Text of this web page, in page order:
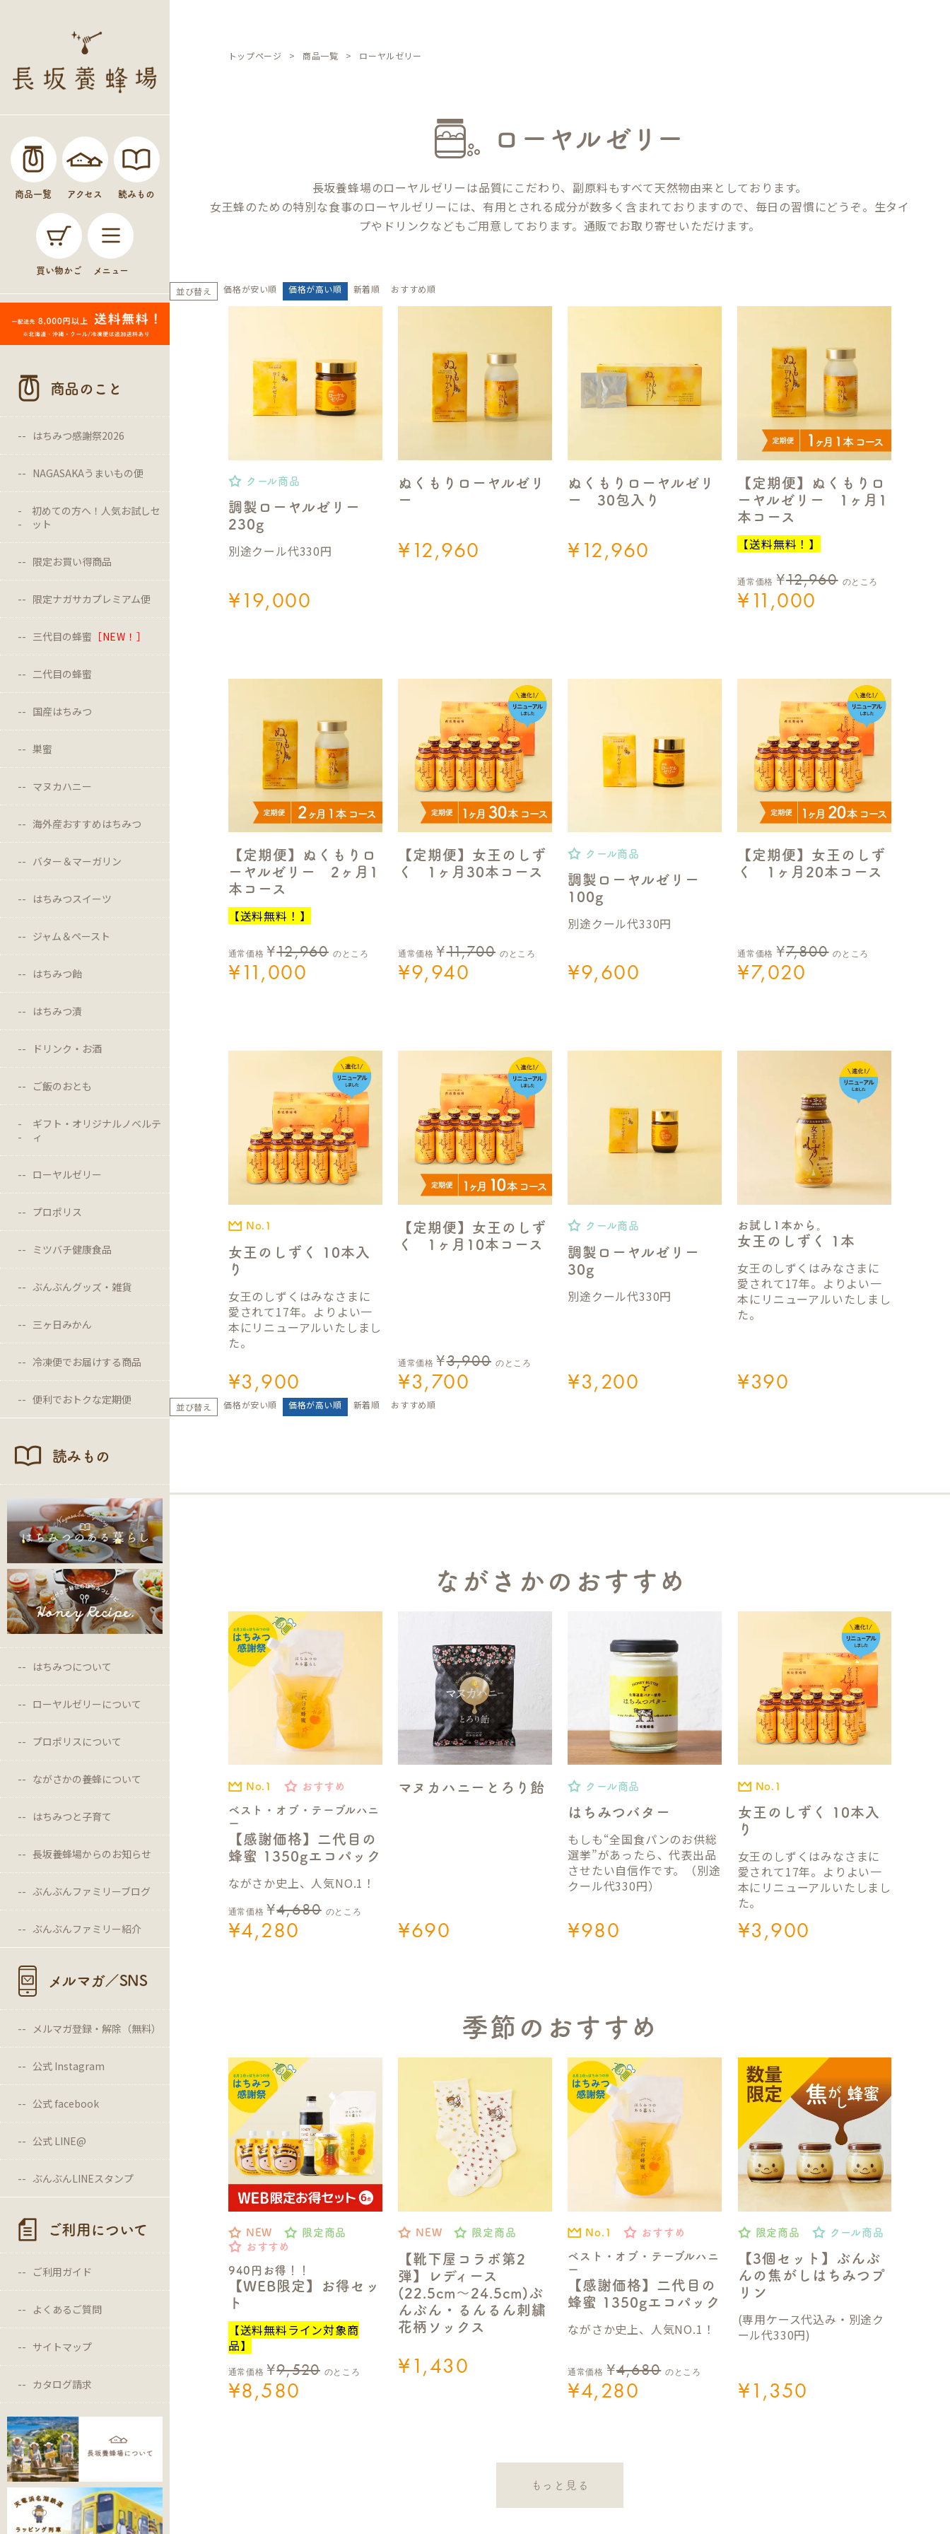
商品一覧 アクセス 読みもの
買い物かご メニュー
商品のこと
はちみつ感謝祭2026
NAGASAKAうまいもの便
初めての方へ！人気お試しセ
ット
限定お買い得商品
限定ナガサカプレミアム便
三代目の蜂蜜 ［NEW！］
二代目の蜂蜜
国産はちみつ
巣蜜
マヌカハニー
海外産おすすめはちみつ
バター＆マーガリン
はちみつスイーツ
ジャム＆ペースト
はちみつ飴
はちみつ漬
ドリンク・お酒
ご飯のおとも
ギフト・オリジナルノベルテ
ィ
ローヤルゼリー
プロポリス
ミツバチ健康食品
ぶんぶんグッズ・雑貨
三ヶ日みかん
冷凍便でお届けする商品
便利でおトクな定期便
読みもの
はちみつについて
ローヤルゼリーについて
プロポリスについて
ながさかの養蜂について
はちみつと子育て
長坂養蜂場からのお知らせ
ぶんぶんファミリーブログ
ぶんぶんファミリー紹介
メルマガ／SNS
メルマガ登録・解除（無料）
公式 Instagram
公式 facebook
公式 LINE@
ぶんぶんLINEスタンプ
ご利用について
ご利用ガイド
よくあるご質問
サイトマップ
カタログ請求
トップページ 商品一覧 ローヤルゼリー
ローヤルゼリー
長坂養蜂場のローヤルゼリーは品質にこだわり、副原料もすべて天然物由来としております。
女王蜂のための特別な食事のローヤルゼリーには、有用とされる成分が数多く含まれておりますので、毎日の習慣にどうぞ。生タイ
プやドリンクなどもご用意しております。通販でお取り寄せいただけます。
並び替え 価格が安い順 価格が高い順 新着順 おすすめ順
クール商品
調製ローヤルゼリー
230g
別途クール代330円
¥19,000
ぬくもりローヤルゼリ
ー
¥12,960
ぬくもりローヤルゼリ
ー 30包入り
¥12,960
【定期便】ぬくもりロ
ーヤルゼリー 1ヶ月1
本コース
【送料無料！】
通常価格 ¥12,960 のところ
¥11,000
【定期便】ぬくもりロ
ーヤルゼリー 2ヶ月1
本コース
【送料無料！】
通常価格 ¥12,960 のところ
¥11,000
【定期便】女王のしず
く 1ヶ月30本コース
通常価格 ¥11,700 のところ
¥9,940
クール商品
調製ローヤルゼリー
100g
別途クール代330円
¥9,600
【定期便】女王のしず
く 1ヶ月20本コース
通常価格 ¥7,800 のところ
¥7,020
No.1
女王のしずく 10本入
り
女王のしずくはみなさまに
愛されて17年。よりよい一
本にリニューアルいたしまし
た。
¥3,900
【定期便】女王のしず
く 1ヶ月10本コース
通常価格 ¥3,900 のところ
¥3,700
クール商品
調製ローヤルゼリー
30g
別途クール代330円
¥3,200
お試し1本から。
女王のしずく 1本
女王のしずくはみなさまに
愛されて17年。よりよい一
本にリニューアルいたしまし
た。
¥390
並び替え 価格が安い順 価格が高い順 新着順 おすすめ順
ながさかのおすすめ
No.1 おすすめ
ベスト・オブ・テーブルハニ
ー
【感謝価格】二代目の
蜂蜜 1350gエコパック
ながさか史上、人気NO.1！
通常価格 ¥4,680 のところ
¥4,280
マヌカハニーとろり飴
¥690
クール商品
はちみつバター
もしも“全国食パンのお供総
選挙”があったら、代表出品
させたい自信作です。（別途
クール代330円）
¥980
No.1
女王のしずく 10本入
り
女王のしずくはみなさまに
愛されて17年。よりよい一
本にリニューアルいたしまし
た。
¥3,900
季節のおすすめ
NEW
限定商品
おすすめ
940円お得！！
【WEB限定】お得セッ
ト
【送料無料ライン対象商
品】
通常価格 ¥9,520 のところ
¥8,580
NEW 限定商品
【靴下屋コラボ第2
弾】レディース
(22.5cm～24.5cm)ぶ
んぶん・るんるん刺繍
花柄ソックス
¥1,430
No.1 おすすめ
ベスト・オブ・テーブルハニ
ー
【感謝価格】二代目の
蜂蜜 1350gエコパック
ながさか史上、人気NO.1！
通常価格 ¥4,680 のところ
¥4,280
限定商品 クール商品
【3個セット】ぶんぶ
んの焦がしはちみつプ
リン
(専用ケース代込み・別途ク
ール代330円)
¥1,350
もっと見る